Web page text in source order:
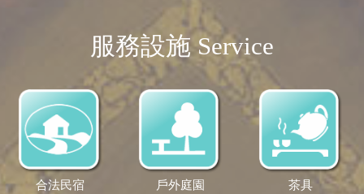
服務設施 Service
合法民宿 戶外庭園 茶具